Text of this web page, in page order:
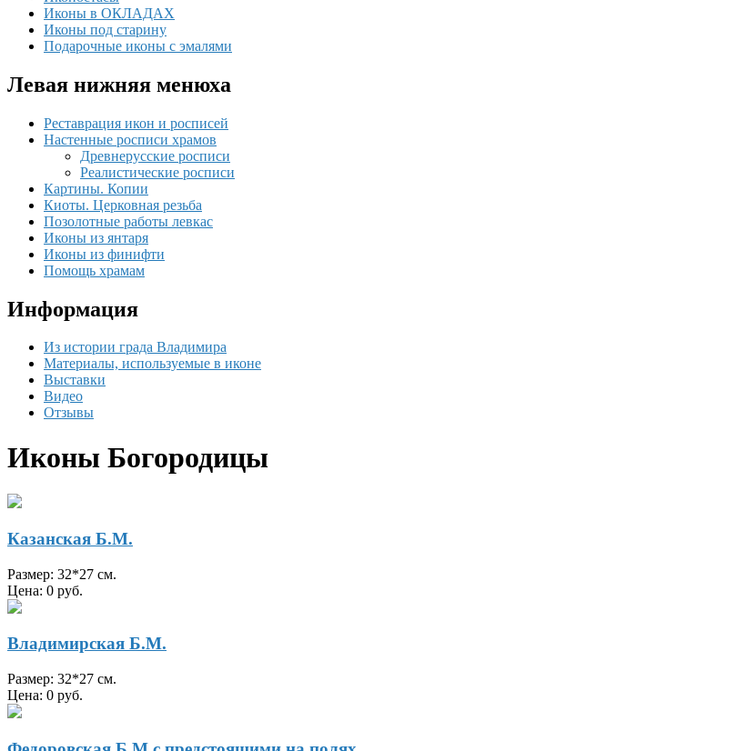
Иконы в ОКЛАДАХ
Иконы под старину
Подарочные иконы с эмалями
Левая нижняя менюха
Реставрация икон и росписей
Настенные росписи храмов
Древнерусские росписи
Реалистические росписи
Картины. Копии
Киоты. Церковная резьба
Позолотные работы левкас
Иконы из янтаря
Иконы из финифти
Помощь храмам
Информация
Из истории града Владимира
Материалы, используемые в иконе
Выставки
Видео
Отзывы
Иконы Богородицы
Казанская Б.М.
Размер: 32*27 см.
Цена: 0 руб.
Владимирская Б.М.
Размер: 32*27 см.
Цена: 0 руб.